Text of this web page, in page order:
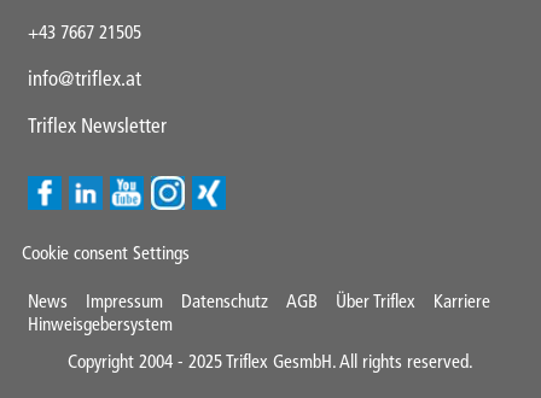
+43 7667 21505
info@triflex.at
Triflex Newsletter
Cookie consent Settings
Mini
Footer
News Impressum Datenschutz AGB Über Triflex
Karriere
Hinweisgebersystem
Copyright 2004 - 2025 Triflex GesmbH. All rights reserved.